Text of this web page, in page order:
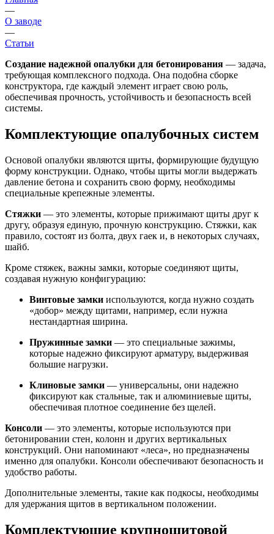
—
О заводе
—
Статьи
Создание надежной опалубки для бетонирования — задача,
требующая комплексного подхода. Она подобна сборке
конструктора, где каждый элемент играет свою роль,
обеспечивая прочность, устойчивость и безопасность всей
системы.
Комплектующие опалубочных систем
Основой опалубки являются щиты, формирующие будущую
форму конструкции. Однако, чтобы щиты могли выдержать
давление бетона и сохранить свою форму, необходимы
специальные крепежные элементы.
Стяжки — это элементы, которые прижимают щиты друг к
другу, образуя единую, прочную конструкцию. Стяжки, как
правило, состоят из болта, двух гаек и, в некоторых случаях,
шайб.
Кроме стяжек, важны замки, которые соединяют щиты,
создавая нужную конфигурацию:
Винтовые замки используются, когда нужно создать
«добор» между щитами, например, если нужна
нестандартная ширина.
Пружинные замки — это специальные зажимы,
которые надежно фиксируют арматуру, выдерживая
большие нагрузки.
Клиновые замки — универсальны, они надежно
фиксируют как стальные, так и алюминиевые щиты,
обеспечивая плотное соединение без щелей.
Консоли — это элементы, которые используются при
бетонировании стен, колонн и других вертикальных
конструкций. Они напоминают «леса», но предназначены
именно для опалубки. Консоли обеспечивают безопасность и
удобство работы.
Дополнительные элементы, такие как подкосы, необходимы
для удержания щитов в вертикальном положении.
Комплектующие крупнощитовой